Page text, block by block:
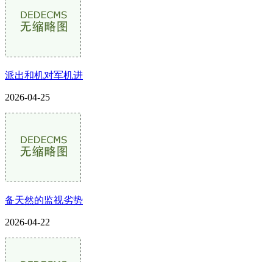
派出和机对军机进
2026-04-25
备天然的监视劣势
2026-04-22